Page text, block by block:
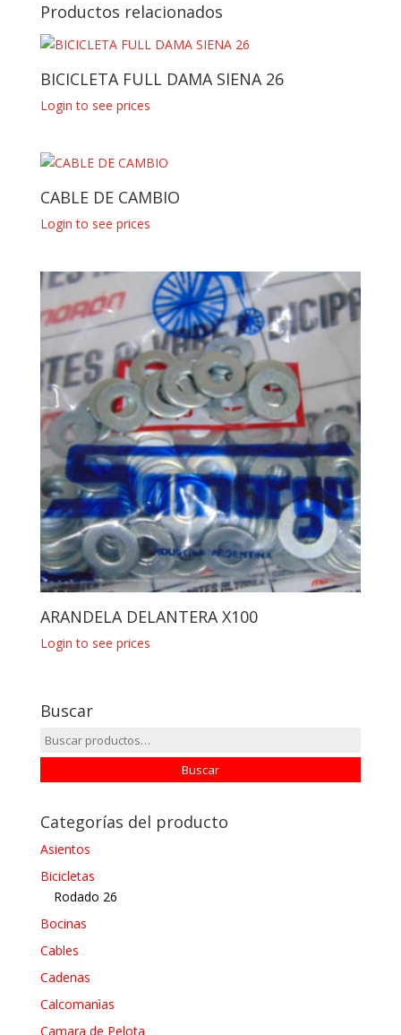
Productos relacionados
BICICLETA FULL DAMA SIENA 26
Login to see prices
CABLE DE CAMBIO
Login to see prices
ARANDELA DELANTERA X100
Login to see prices
Buscar
Buscar
por:
Buscar
Categorías del producto
Asientos
Bicicletas
Rodado 26
Bocinas
Cables
Cadenas
Calcomanìas
Camara de Pelota